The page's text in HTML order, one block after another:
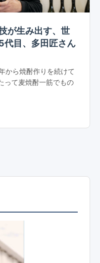
が生み出す、世
代目、多田匠さん
から焼酎作りを続けて
って麦焼酎一筋でもの